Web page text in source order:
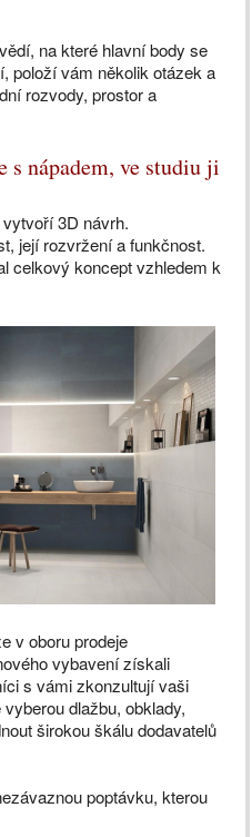
na které hlavní body se
položí vám několik otázek a
rozvody, prostor a
nápadem, ve studiu ji
3D návrh.
její rozvržení a funkčnost.
celkový koncept vzhledem k
v oboru prodeje
vybavení získali
s vámi zkonzultují vaši
dlažbu, obklady,
širokou škálu dodavatelů
poptávku, kterou